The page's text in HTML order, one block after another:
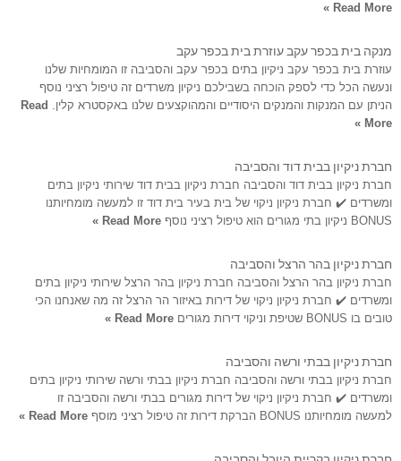
Read More »
מנקה בית בכפר עקב עוזרת בית בכפר עקב
עוזרת בית בכפר עקב ניקיון בתים בכפר עקב והסביבה זו המומחיות שלנו
ונעשה הכל כדי לספק הוכחה בשבילכם ניקיון משרדים זה טיפול רציני נוסף
הניתן עם המנקות והמנקים היסודיים והמהוקצעים שלנו באקסטרא קלין. Read
More »
חברת ניקיון בבית דוד והסביבה
חברת ניקיון בבית דוד והסביבה חברת ניקיון בבית דוד שירותי ניקיון בתים
ומשרדים ✔️ חברת ניקיון ניקוי של בית בעיר בית דוד זו למעשה מומחיותנו
BONUS ניקיון בתי מגורים הוא טיפול רציני נוסף
Read More »
חברת ניקיון בהר הרצל והסביבה
חברת ניקיון בהר הרצל והסביבה חברת ניקיון בהר הרצל שירותי ניקיון בתים
ומשרדים ✔️ חברת ניקיון ניקוי של דירות באיזור הר הרצל זה מה שאנחנו הכי
טובים בו BONUS שטיפת וניקוי דירות מגורים
Read More »
חברת ניקיון בבתי ורשה והסביבה
חברת ניקיון בבתי ורשה והסביבה חברת ניקיון בבתי ורשה שירותי ניקיון בתים
ומשרדים ✔️ חברת ניקיון ניקוי של דירות מגורים בבתי ורשה והסביבה זו
למעשה מומחיותנו BONUS הברקת דירות זה טיפול רציני מוסף
Read More »